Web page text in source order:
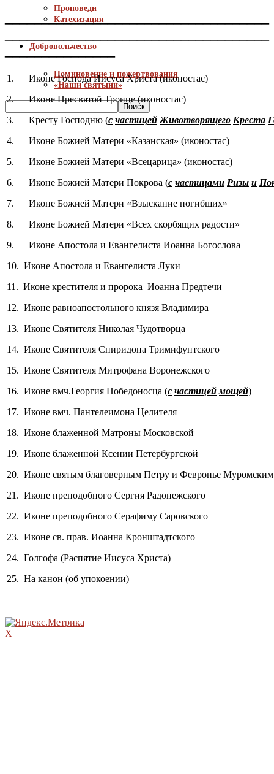
Проповеди
Катехизация
Добровольчество
Поминовение и пожертвования
«Наши святыни»
Заполнить
Примечание
указав,
где
нужно
поставить
свечу
и
за
кого
____________________________________
_______________
1. Иконе Господа Иисуса Христа (иконостас)
2. Иконе Пресвятой Троице (иконостас)
3. Кресту Господню (с частицей Животворящего Креста
4. Иконе Божией Матери «Казанская» (иконостас)
5. Иконе Божией Матери «Всецарица» (иконостас)
6. Иконе Божией Матери Покрова (с частицами Ризы и
7. Иконе Божией Матери «Взыскание погибших»
8. Иконе Божией Матери «Всех скорбящих радости»
9. Иконе Апостола и Евангелиста Иоанна Богослова
10. Иконе Апостола и Евангелиста Луки
11. Иконе крестителя и пророка Иоанна Предтечи
12. Иконе равноапостольного князя Владимира
13. Иконе Святителя Николая Чудотворца
14. Иконе Святителя Спиридона Тримифунтского
15. Иконе Святителя Митрофана Воронежского
16. Иконе вмч.Георгия Победоносца (с частицей мощей)
17. Иконе вмч. Пантелеимона Целителя
18. Иконе блаженной Матроны Московской
19. Иконе блаженной Ксении Петербургской
20. Иконе святым благоверным Петру и Февронье
21. Иконе преподобного Сергия Радонежского
22. Иконе преподобного Серафиму Саровского
23. Иконе св. прав. Иоанна Кронштадтского
24. Голгофа (Распятие Иисуса Христа)
25. На канон (об упокоении)
X